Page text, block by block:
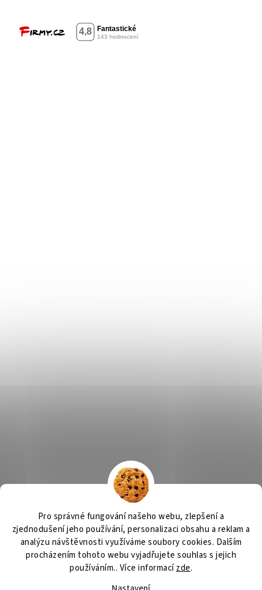
Pro správné fungování našeho webu, zlepšení a
zjednodušení jeho používání, personalizaci obsahu a reklam a
analýzu návštěvnosti využíváme soubory cookies. Dalším
procházením tohoto webu vyjadřujete souhlas s jejich
používáním.. Více informacízde.
Výčepní zařízení OSMO CZ Barvy Příbram Obchodní podmínky
GDPR
Vytvořil Shoptet